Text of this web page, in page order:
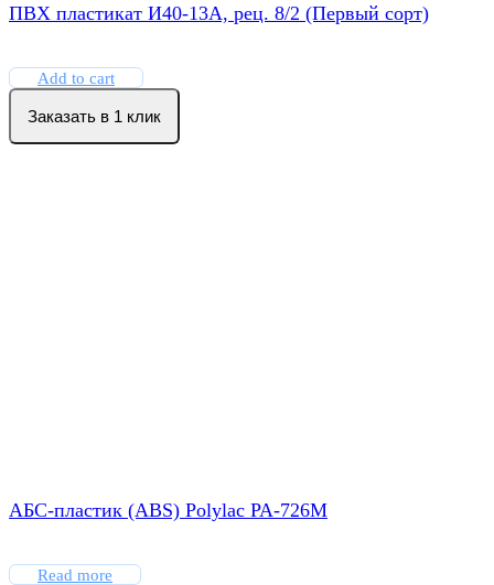
ПВХ пластикат И40-13А, рец. 8/2 (Первый сорт)
Add to cart
Заказать в 1 клик
АБС-пластик (ABS) Polylac PA-726M
Read more